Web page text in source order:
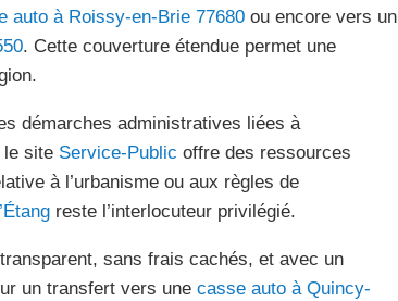
auto à Roissy-en-Brie 77680ou encore vers un
. Cette couverture étendue permet une
démarches administratives liées à
le site Service-Public offre des ressources
à l’urbanisme ou aux règles de
reste l’interlocuteur privilégié.
sans frais cachés, et avec un
un transfert vers une casse auto à Quincy-